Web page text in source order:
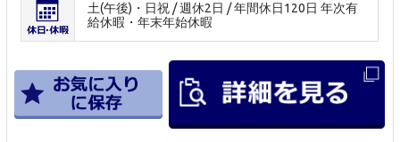
土(午後)・日祝 / 週休2日 / 年間休日120日 年次有
給休暇・年末年始休暇